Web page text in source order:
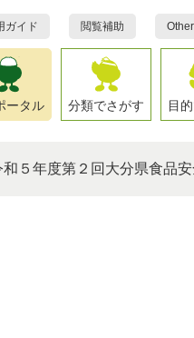
ガイド 閲覧補助
ータル 分類でさがす 目
和５年度第２回大分県食品